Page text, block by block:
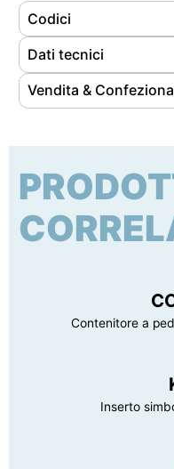
Codici
Referenze115905
Ean8033433779955
Dati tecnici
Materiale Polipropilene
ColoreBianco-Blu
Dimensioni (LxPxH) 400
CertificazioneNessuna
prodotto
Vendita &
Nr. pezzi/confezione3
Tipo di imballaggio
Dimensioni conf. (LxPxH)
Peso lordo confezione
Contenitore a
Inserto